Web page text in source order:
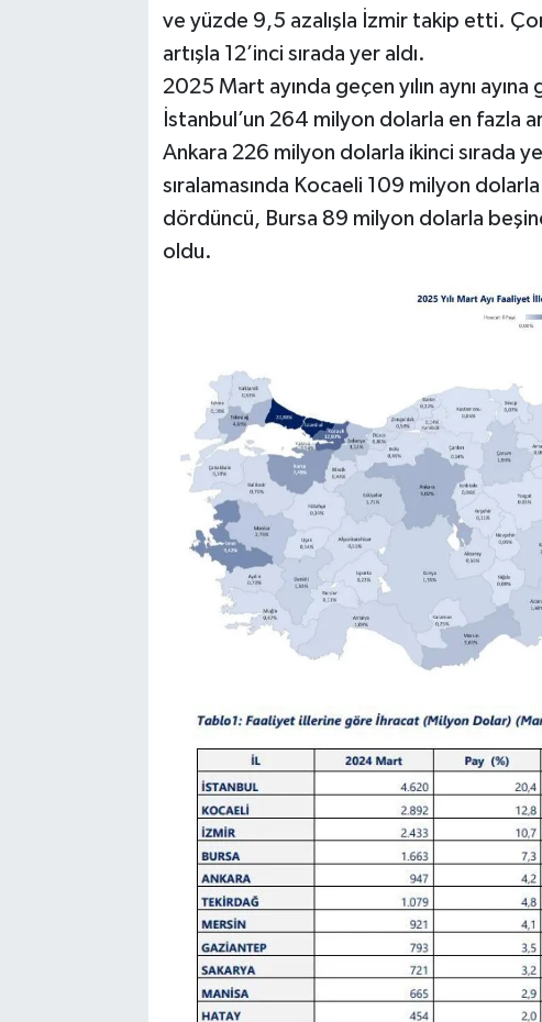
ve yüzde 9,5 azalışla İzmir takip etti.
artışla 12’inci sırada yer aldı.
2025 Mart ayında geçen yılın aynı
İstanbul’un 264 milyon dolarla en fazla
Ankara 226 milyon dolarla ikinci sırada
sıralamasında Kocaeli 109 milyon
dördüncü, Bursa 89 milyon dolarla
oldu.